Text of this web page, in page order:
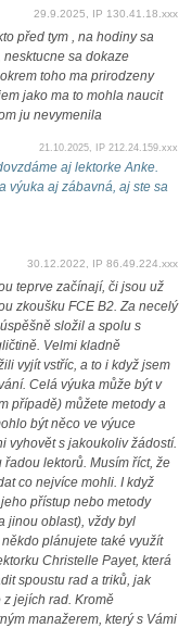
29.9.2025, IP 130.41.18.xxx
před tym , na hodiny sa
sa dokaze
toho ma prirodzeny
jako ma to mohla naucit
ju nevymenila
21.10.2025, IP 212.24.159.xxx
aj lektorke Anke.
výuka aj zábavná, aj ste sa
30.12.2022, IP 86.49.224.xxx
teprve začínají, či jsou už
zkoušku FCE B2. Za necelý
složil a spolu s
Velmi kladně
vyjít vstříc, a to i když jsem
Celá výuka může být v
případě) můžete metody a
být něco ve výuce
vyhovět s jakoukoliv žádostí.
lektorů. Musím říct, že
co nejvíce mohli. I když
přístup nebo metody
jinou oblast), vždy byl
plánujete také využít
Christelle Payet, která
spoustu rad a triků, jak
jejích rad. Kromě
manažerem, který s Vámi